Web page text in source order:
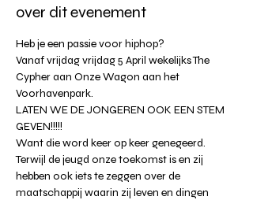
over dit evenement
Heb je een passie voor hiphop?
Vanaf vrijdag vrijdag 5 April wekelijks The
Cypher aan Onze Wagon aan het
Voorhavenpark.
LATEN WE DE JONGEREN OOK EEN STEM
GEVEN!!!!!
Want die word keer op keer genegeerd.
Terwijl de jeugd onze toekomst is en zij
hebben ook iets te zeggen over de
maatschappij waarin zij leven en dingen